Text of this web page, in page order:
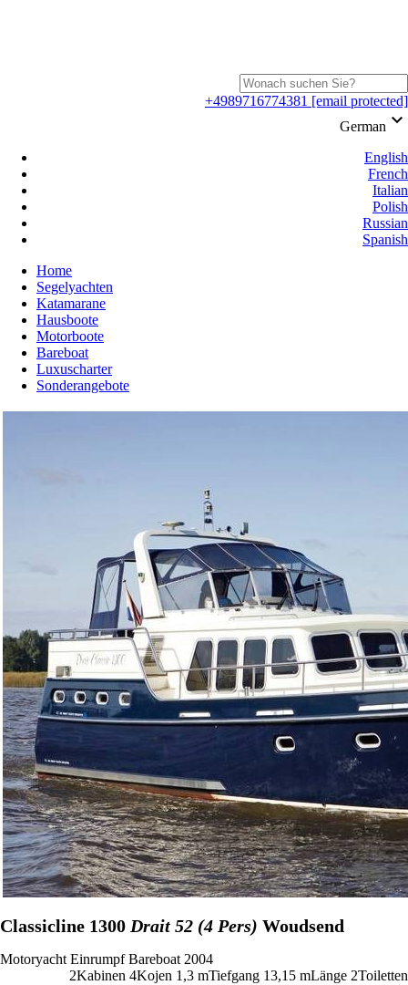
+4989716774381 [email protected]
German keyboard_arrow_down
English
French
Italian
Polish
Russian
Spanish
Home
Segelyachten
Katamarane
Hausboote
Motorboote
Bareboat
Luxuscharter
Sonderangebote
Classicline 1300 Drait 52 (4 Pers) Woudsend
Motoryacht Einrumpf Bareboat 2004
2Kabinen 4Kojen 1,3 mTiefgang 13,15 mLänge 2Toiletten